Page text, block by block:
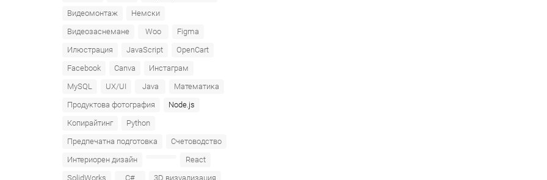
Видеомонтаж
Немски
Видеозаснемане
Woo
Figma
Илюстрация
JavaScript
OpenCart
Facebook
Canva
Инстаграм
MySQL
UX/UI Java
Математика
Продуктова фотография
Node.js
Копирайтинг
Python
Предпечатна подготовка
Счетоводство
Интериорен дизайн
React
SolidWorks
C#
3D визуализация